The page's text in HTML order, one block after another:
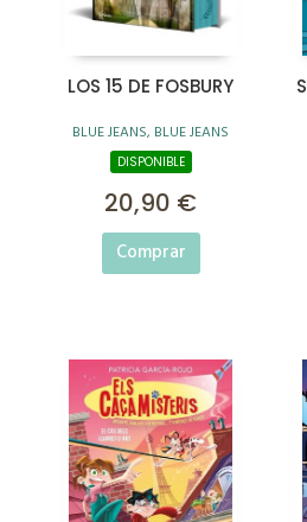
LOS 15 DE FOSBURY
BLUE JEANS, BLUE JEANS
DISPONIBLE
20,90 €
Comprar